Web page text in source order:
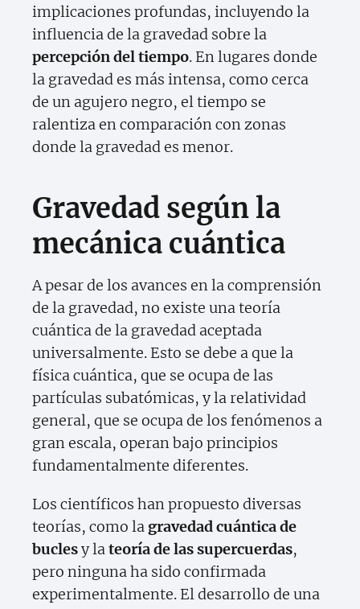
implicaciones profundas, incluyendo la
influencia de la gravedad sobre la
percepción del tiempo. En lugares donde
la gravedad es más intensa, como cerca
de un agujero negro, el tiempo se
ralentiza en comparación con zonas
donde la gravedad es menor.
Gravedad según la
mecánica cuántica
A pesar de los avances en la comprensión
de la gravedad, no existe una teoría
cuántica de la gravedad aceptada
universalmente. Esto se debe a que la
física cuántica, que se ocupa de las
partículas subatómicas, y la relatividad
general, que se ocupa de los fenómenos a
gran escala, operan bajo principios
fundamentalmente diferentes.
Los científicos han propuesto diversas
teorías, como la gravedad cuántica de
buclesy lateoría de las supercuerdas,
pero ninguna ha sido confirmada
experimentalmente. El desarrollo de una